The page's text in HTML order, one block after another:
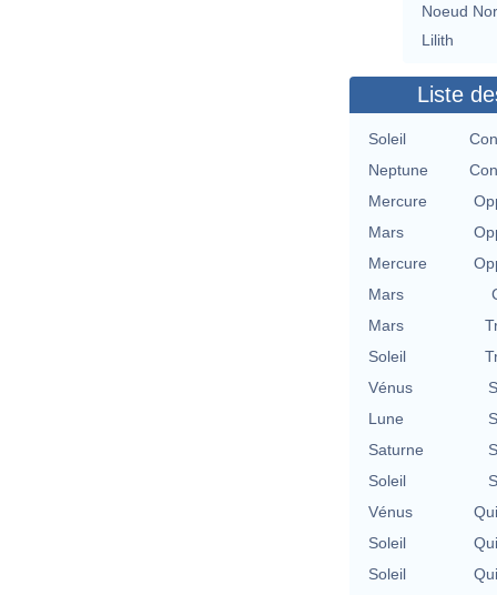
Noeud
Lilith
Liste
Soleil
Neptune
Mercure
Mars
Mercure
Mars
Mars
Soleil
Vénus
Lune
Saturne
Soleil
Vénus
Soleil
Soleil